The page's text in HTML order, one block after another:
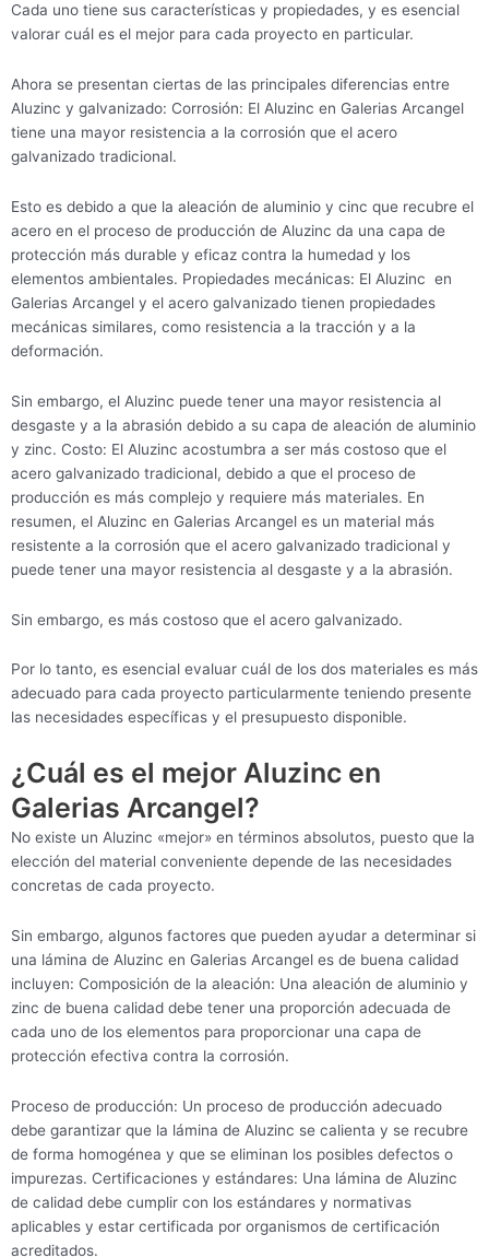
Cada uno tiene sus características y propiedades, y es esencial
valorar cuál es el mejor para cada proyecto en particular.
Ahora se presentan ciertas de las principales diferencias entre
Aluzinc y galvanizado: Corrosión: El Aluzinc en Galerias Arcangel
tiene una mayor resistencia a la corrosión que el acero
galvanizado tradicional.
Esto es debido a que la aleación de aluminio y cinc que recubre el
acero en el proceso de producción de Aluzinc da una capa de
protección más durable y eficaz contra la humedad y los
elementos ambientales. Propiedades mecánicas: El Aluzinc en
Galerias Arcangel y el acero galvanizado tienen propiedades
mecánicas similares, como resistencia a la tracción y a la
deformación.
Sin embargo, el Aluzinc puede tener una mayor resistencia al
desgaste y a la abrasión debido a su capa de aleación de aluminio
y zinc. Costo: El Aluzinc acostumbra a ser más costoso que el
acero galvanizado tradicional, debido a que el proceso de
producción es más complejo y requiere más materiales. En
resumen, el Aluzinc en Galerias Arcangel es un material más
resistente a la corrosión que el acero galvanizado tradicional y
puede tener una mayor resistencia al desgaste y a la abrasión.
Sin embargo, es más costoso que el acero galvanizado.
Por lo tanto, es esencial evaluar cuál de los dos materiales es más
adecuado para cada proyecto particularmente teniendo presente
las necesidades específicas y el presupuesto disponible.
¿Cuál es el mejor Aluzinc en
Galerias Arcangel?
No existe un Aluzinc «mejor» en términos absolutos, puesto que la
elección del material conveniente depende de las necesidades
concretas de cada proyecto.
Sin embargo, algunos factores que pueden ayudar a determinar si
una lámina de Aluzinc en Galerias Arcangel es de buena calidad
incluyen: Composición de la aleación: Una aleación de aluminio y
zinc de buena calidad debe tener una proporción adecuada de
cada uno de los elementos para proporcionar una capa de
protección efectiva contra la corrosión.
Proceso de producción: Un proceso de producción adecuado
debe garantizar que la lámina de Aluzinc se calienta y se recubre
de forma homogénea y que se eliminan los posibles defectos o
impurezas. Certificaciones y estándares: Una lámina de Aluzinc
de calidad debe cumplir con los estándares y normativas
aplicables y estar certificada por organismos de certificación
acreditados.